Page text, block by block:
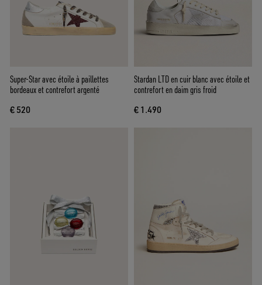
Super-Star avec étoile à paillettes
bordeaux et contrefort argenté
€ 520
Stardan LTD en cuir blanc avec étoile et
contrefort en daim gris froid
€ 1.490